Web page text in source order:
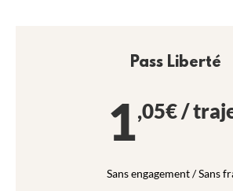
Pass Liberté
1,05€ /
Sans engagement / Sans